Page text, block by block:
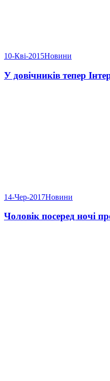
10-Кві-2015Новини
У довічників тепер
14-Чер-2017Новини
Чоловік посеред ночі